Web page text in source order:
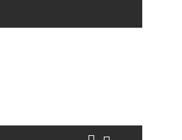
presidente municipal de San